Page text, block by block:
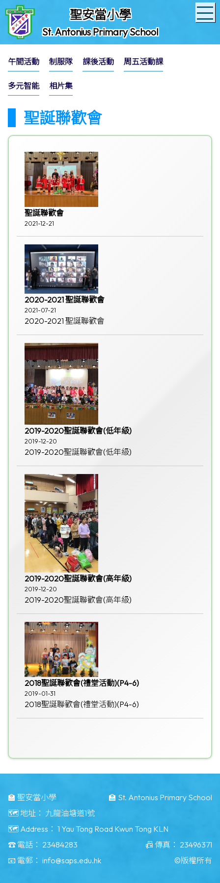
聖安當小學
St. Antonius Primary School
午間活動 制服隊 課後活動 周五活動課
多元智能 相片集
聖誕聯歡會
聖誕聯歡會
2021-12-21
2020-2021 聖誕聯歡會
2021-07-21
2020-2021 聖誕聯歡會
2019-2020聖誕聯歡會(低年級)
2019-12-20
2019-2020聖誕聯歡會(低年級)
2019-2020聖誕聯歡會(高年級)
2019-12-20
2019-2020聖誕聯歡會(高年級)
2018聖誕聯歡會(禮堂活動)(P4-6)
2019-01-31
2018聖誕聯歡會(禮堂活動)(P4-6)
🏫 聖安當小學
🏫 St. Antonius Primary School
🗺️ 地址： 九龍油塘道1號
🗺️ Address： 1 Yau Tong Road Kwun Tong KLN
☎️ 電話： 23484283 📠 傳真： 23496371
📧 電郵： info@saps.edu.hk ©版權所有